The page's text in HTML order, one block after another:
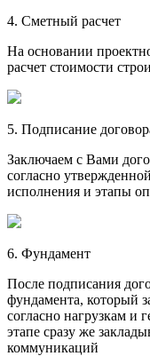
4. Сметный расчет
На основании
расчет стоимости
5. Подписание
Заключаем с Вами
согласно
исполнения и этапы
6. Фундамент
После подписания
фундамента, который
согласно нагрузкам и
этапе сразу же
коммуникаций